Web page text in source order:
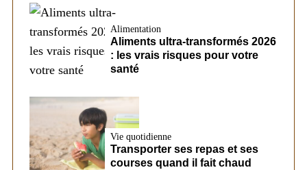
Alimentation
Aliments ultra-transformés 2026
: les vrais risques pour votre
santé
Vie quotidienne
Transporter ses repas et ses
courses quand il fait chaud